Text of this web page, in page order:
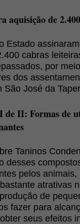
aquisição de
Estado
cabras
por
dos
São José da
de II: Formas de
Taninos
desses
pelos
atrativas
de
fazer para
seus efeitos